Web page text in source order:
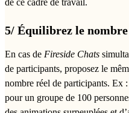
de ce cadre de travail.
5/ Équilibrez le nombre
En cas de Fireside Chats
de participants, proposez le
nombre réel de participants. Ex
pour un groupe de 100